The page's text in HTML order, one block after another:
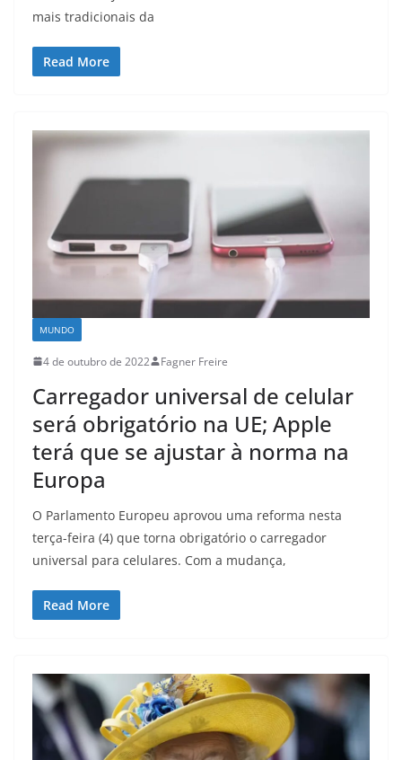
mais tradicionais da
Read More
MUNDO
4 de outubro de 2022 Fagner Freire
Carregador universal de celular
será obrigatório na UE; Apple
terá que se ajustar à norma na
Europa
O Parlamento Europeu aprovou uma reforma nesta
terça-feira (4) que torna obrigatório o carregador
universal para celulares. Com a mudança,
Read More